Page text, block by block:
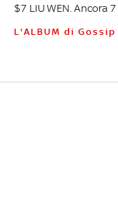
$7 LIU WEN. Ancora
L'ALBUM di